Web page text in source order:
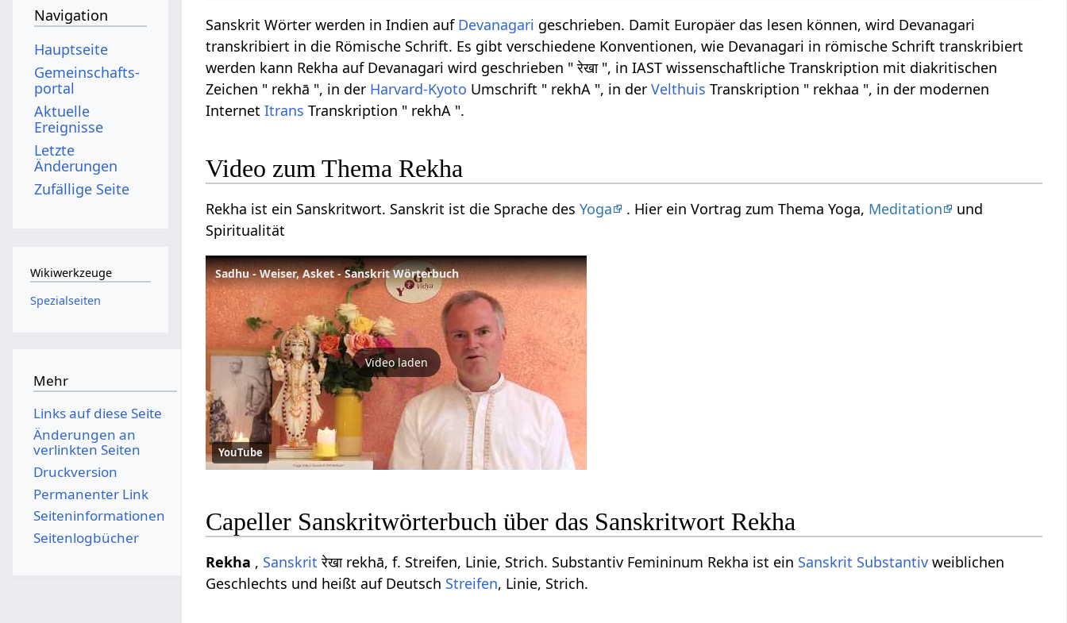
Sanskrit Wörter werden in Indien auf Devanagari geschrieben. Damit Europäer das lesen können, wird Devanagari
transkribiert in die Römische Schrift. Es gibt verschiedene Konventionen, wie Devanagari in römische Schrift transkribiert
werden kann Rekha auf Devanagari wird geschrieben " रेखा ", in IAST wissenschaftliche Transkription mit diakritischen
Zeichen " rekhā ", in der Harvard-Kyoto Umschrift " rekhA ", in derVelthuis Transkription " rekhaa ", in der modernen
InternetItrans Transkription " rekhA ".
Video zum Thema Rekha
Rekha ist ein Sanskritwort. Sanskrit ist die Sprache desYoga . Hier ein Vortrag zum Thema Yoga, Meditation
und
Spiritualität
Sadhu - Weiser, Asket - Sanskrit Wörterbuch
Video laden
YouTube
Capeller Sanskritwörterbuch über das Sanskritwort Rekha
Rekha , Sanskrit रेखा rekhā, f. Streifen, Linie, Strich. Substantiv Femininum Rekha ist ein Sanskrit Substantiv weiblichen
Geschlechts und heißt auf Deutsch Streifen, Linie, Strich.
Navigation
Hauptseite
Gemeinschafts­
portal
Aktuelle
Ereignisse
Letzte
Änderungen
Zufällige Seite
Wikiwerkzeuge
Spezialseiten
Mehr
Links auf diese Seite
Änderungen an
verlinkten Seiten
Druckversion
Permanenter Link
Seiten­­informationen
Seitenlogbücher